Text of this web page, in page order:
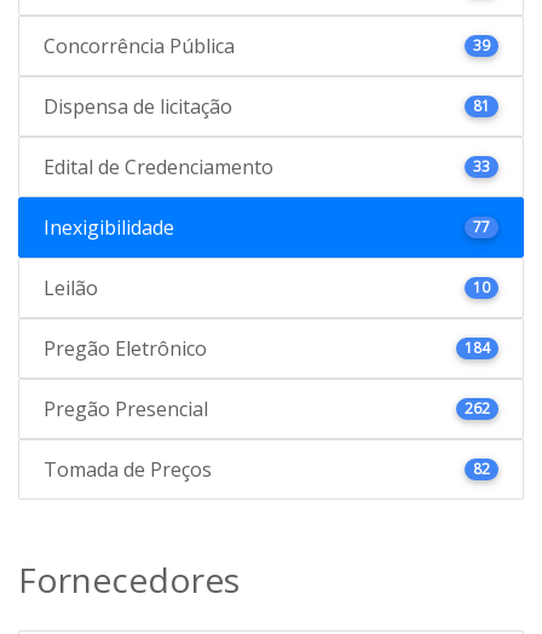
Concorrência Pública 39
Dispensa de licitação 81
Edital de Credenciamento 33
Inexigibilidade 77
Leilão 10
Pregão Eletrônico 184
Pregão Presencial 262
Tomada de Preços 82
Fornecedores